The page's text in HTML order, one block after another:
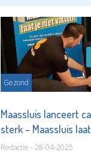
Gezond
Maassluis lanceert
sterk – Maassluis
Redactie - 28-04-2025